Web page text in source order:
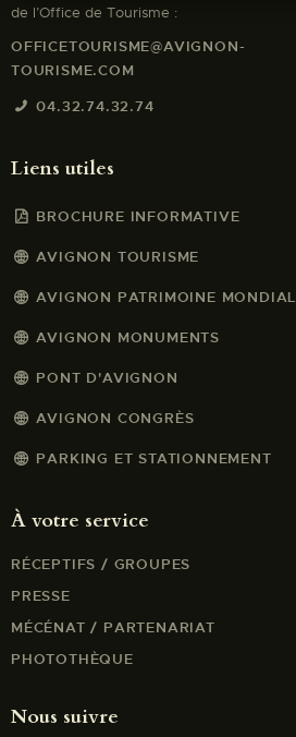
de l’Office de Tourisme :
OFFICETOURISME@AVIGNON-
TOURISME.COM
04.32.74.32.74
Liens utiles
BROCHURE INFORMATIVE
AVIGNON TOURISME
AVIGNON PATRIMOINE MONDIAL
AVIGNON MONUMENTS
PONT D'AVIGNON
AVIGNON CONGRÈS
PARKING ET STATIONNEMENT
À votre service
RÉCEPTIFS / GROUPES
PRESSE
MÉCÉNAT / PARTENARIAT
PHOTOTHÈQUE
Nous suivre